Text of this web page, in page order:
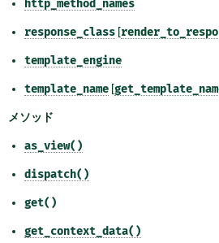
http_method_names
response_class [
template_engine
template_name [
メソッド
as_view()
dispatch()
get()
get_context_data()